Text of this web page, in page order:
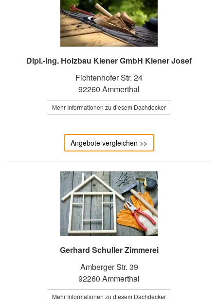
Dipl.-Ing. Holzbau Kiener GmbH Kiener Josef
Fichtenhofer Str. 24
92260 Ammerthal
Mehr Informationen zu diesem Dachdecker
Angebote vergleichen >>
Gerhard Schuller Zimmerei
Amberger Str. 39
92260 Ammerthal
Mehr Informationen zu diesem Dachdecker